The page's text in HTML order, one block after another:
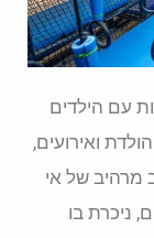
עם הילדים
ואירועים,
מרהיב של אי
ניכרת בו